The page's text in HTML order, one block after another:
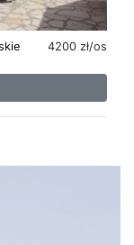
4200 zł/os